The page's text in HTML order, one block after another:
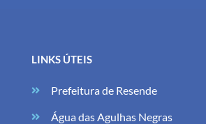
LINKS ÚTEIS
Prefeitura de Resende
Água das Agulhas Negras